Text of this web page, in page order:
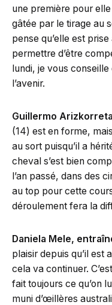
une première pour
gâtée par le tirage au
pense qu’elle est
permettre d’être
lundi, je vous
l’avenir.
Guillermo
(14) est en forme,
au sort puisqu’il a
cheval s’est bien
l’an passé, dans des
au top pour cette
déroulement fera la
Daniela Mele,
plaisir depuis qu’il est
cela va continuer.
fait toujours ce qu’on
muni d’œillères